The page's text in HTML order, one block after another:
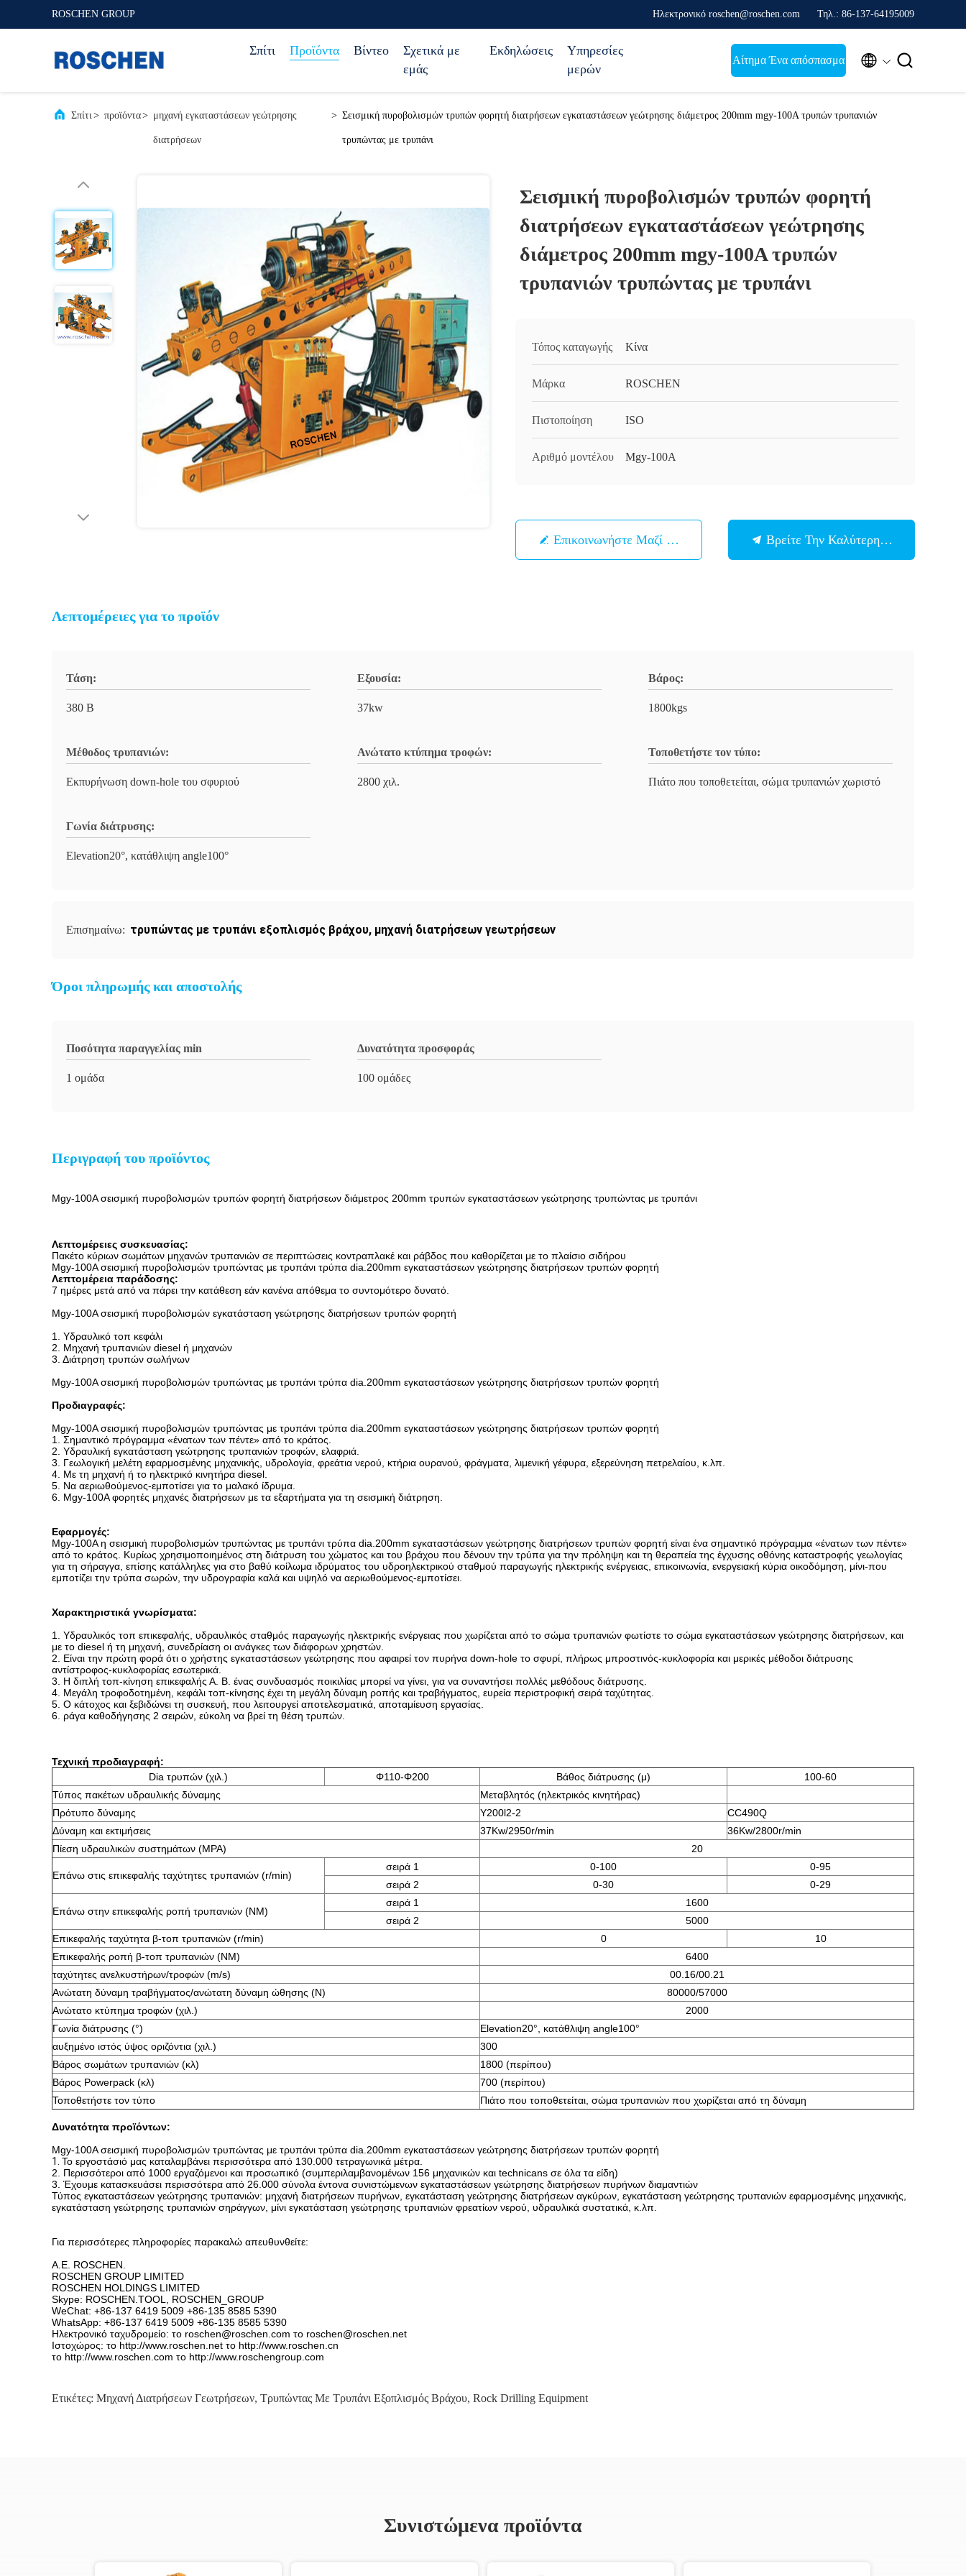
ROSCHEN GROUP Ηλεκτρονικό roschen@roschen.com Τηλ.: 86-137-64195009
Σπίτι Προϊόντα Βίντεο
Σχετικά με
εμάς
Εκδηλώσεις
Υπηρεσίες
μερών
Αίτημα Ένα απόσπασμα  
Σπίτι> προϊόντα> μηχανή εγκαταστάσεων γεώτρησης
διατρήσεων
> Σεισμική πυροβολισμών τρυπών φορητή διατρήσεων εγκαταστάσεων γεώτρησης διάμετρος 200mm mgy-100A τρυπών τρυπανιών
τρυπώντας με τρυπάνι
Σεισμική πυροβολισμών τρυπών φορητή
διατρήσεων εγκαταστάσεων γεώτρησης
διάμετρος 200mm mgy-100A τρυπών
τρυπανιών τρυπώντας με τρυπάνι
Τόπος καταγωγής Κίνα
Μάρκα ROSCHEN
Πιστοποίηση ISO
Αριθμό μοντέλου Mgy-100A
Επικοινωνήστε Μαζί Μας Βρείτε Την Καλύτερη Τιμή
Λεπτομέρειες για το προϊόν
Τάση:
380 Β
Εξουσία:
37kw
Βάρος:
1800kgs
Μέθοδος τρυπανιών:
Εκπυρήνωση down-hole του σφυριού
Ανώτατο κτύπημα τροφών:
2800 χιλ.
Τοποθετήστε τον τύπο:
Πιάτο που τοποθετείται, σώμα τρυπανιών χωριστό
Γωνία διάτρυσης:
Elevation20°, κατάθλιψη angle100°
Επισημαίνω: τρυπώντας με τρυπάνι εξοπλισμός βράχου, μηχανή διατρήσεων γεωτρήσεων
Όροι πληρωμής και αποστολής
Ποσότητα παραγγελίας min
1 ομάδα
Δυνατότητα προσφοράς
100 ομάδες
Περιγραφή του προϊόντος
Mgy-100A σεισμική πυροβολισμών τρυπών φορητή διατρήσεων διάμετρος 200mm τρυπών εγκαταστάσεων γεώτρησης τρυπώντας με τρυπάνι
Λεπτομέρειες συσκευασίας:
Πακέτο κύριων σωμάτων μηχανών τρυπανιών σε περιπτώσεις κοντραπλακέ και ράβδος που καθορίζεται με το πλαίσιο σιδήρου
Mgy-100A σεισμική πυροβολισμών τρυπώντας με τρυπάνι τρύπα dia.200mm εγκαταστάσεων γεώτρησης διατρήσεων τρυπών φορητή
Λεπτομέρεια παράδοσης:
7 ημέρες μετά από να πάρει την κατάθεση εάν κανένα απόθεμα το συντομότερο δυνατό.
Mgy-100A σεισμική πυροβολισμών εγκατάσταση γεώτρησης διατρήσεων τρυπών φορητή
1. Υδραυλικό τοπ κεφάλι
2. Μηχανή τρυπανιών diesel ή μηχανών
3. Διάτρηση τρυπών σωλήνων
Mgy-100A σεισμική πυροβολισμών τρυπώντας με τρυπάνι τρύπα dia.200mm εγκαταστάσεων γεώτρησης διατρήσεων τρυπών φορητή
Προδιαγραφές:
Mgy-100A σεισμική πυροβολισμών τρυπώντας με τρυπάνι τρύπα dia.200mm εγκαταστάσεων γεώτρησης διατρήσεων τρυπών φορητή
1. Σημαντικό πρόγραμμα «ένατων των πέντε» από το κράτος.
2. Υδραυλική εγκατάσταση γεώτρησης τρυπανιών τροφών, ελαφριά.
3. Γεωλογική μελέτη εφαρμοσμένης μηχανικής, υδρολογία, φρεάτια νερού, κτήρια ουρανού, φράγματα, λιμενική γέφυρα, εξερεύνηση πετρελαίου, κ.λπ.
4. Με τη μηχανή ή το ηλεκτρικό κινητήρα diesel.
5. Να αεριωθούμενος-εμποτίσει για το μαλακό ίδρυμα.
6. Mgy-100A φορητές μηχανές διατρήσεων με τα εξαρτήματα για τη σεισμική διάτρηση.
Εφαρμογές:
Mgy-100A η σεισμική πυροβολισμών τρυπώντας με τρυπάνι τρύπα dia.200mm εγκαταστάσεων γεώτρησης διατρήσεων τρυπών φορητή είναι ένα σημαντικό πρόγραμμα «ένατων των πέντε»
από το κράτος. Κυρίως χρησιμοποιημένος στη διάτρυση του χώματος και του βράχου που δένουν την τρύπα για την πρόληψη και τη θεραπεία της έγχυσης οθόνης καταστροφής γεωλογίας
για τη σήραγγα, επίσης κατάλληλες για στο βαθύ κοίλωμα ιδρύματος του υδροηλεκτρικού σταθμού παραγωγής ηλεκτρικής ενέργειας, επικοινωνία, ενεργειακή κύρια οικοδόμηση, μίνι-που
εμποτίζει την τρύπα σωρών, την υδρογραφία καλά και υψηλό να αεριωθούμενος-εμποτίσει.
Χαρακτηριστικά γνωρίσματα:
1. Υδραυλικός τοπ επικεφαλής, υδραυλικός σταθμός παραγωγής ηλεκτρικής ενέργειας που χωρίζεται από το σώμα τρυπανιών φωτίστε το σώμα εγκαταστάσεων γεώτρησης διατρήσεων, και
με το diesel ή τη μηχανή, συνεδρίαση οι ανάγκες των διάφορων χρηστών.
2. Είναι την πρώτη φορά ότι ο χρήστης εγκαταστάσεων γεώτρησης που αφαιρεί τον πυρήνα down-hole το σφυρί, πλήρως μπροστινός-κυκλοφορία και μερικές μέθοδοι διάτρυσης
αντίστροφος-κυκλοφορίας εσωτερικά.
3. Η διπλή τοπ-κίνηση επικεφαλής Α. Β. ένας συνδυασμός ποικιλίας μπορεί να γίνει, για να συναντήσει πολλές μεθόδους διάτρυσης.
4. Μεγάλη τροφοδοτημένη, κεφάλι τοπ-κίνησης έχει τη μεγάλη δύναμη ροπής και τραβήγματος, ευρεία περιστροφική σειρά ταχύτητας.
5. Ο κάτοχος και ξεβιδώνει τη συσκευή, που λειτουργεί αποτελεσματικά, αποταμίευση εργασίας.
6. ράγα καθοδήγησης 2 σειρών, εύκολη να βρεί τη θέση τρυπών.
Τεχνική προδιαγραφή:
Dia τρυπών (χιλ.)
Φ110-Φ200 Βάθος διάτρυσης (μ)
100-60
Τύπος πακέτων υδραυλικής δύναμης
Μεταβλητός (ηλεκτρικός κινητήρας)
Πρότυπο δύναμης
Y200l2-2
CC490Q
Δύναμη και εκτιμήσεις
37Kw/2950r/min
36Kw/2800r/min
Πίεση υδραυλικών συστημάτων (MPA)
20
Επάνω στις επικεφαλής ταχύτητες τρυπανιών (r/min)
σειρά 1 0-100
0-95
σειρά 2
0-30 0-29
Επάνω στην επικεφαλής ροπή τρυπανιών (NM)
σειρά 1
1600
σειρά 2
5000
Επικεφαλής ταχύτητα β-τοπ τρυπανιών (r/min)
0
10
Επικεφαλής ροπή β-τοπ τρυπανιών (NM)
6400
ταχύτητες ανελκυστήρων/τροφών (m/s)
00.16/00.21
Ανώτατη δύναμη τραβήγματος/ανώτατη δύναμη ώθησης (Ν)
80000/57000
Ανώτατο κτύπημα τροφών (χιλ.)
2000
Γωνία διάτρυσης (°)
Elevation20°, κατάθλιψη angle100°
αυξημένο ιστός ύψος οριζόντια (χιλ.)
300
Βάρος σωμάτων τρυπανιών (κλ)
1800 (περίπου)
Βάρος Powerpack (κλ)
700 (περίπου)
Τοποθετήστε τον τύπο
Πιάτο που τοποθετείται, σώμα τρυπανιών που χωρίζεται από τη δύναμη
Δυνατότητα προϊόντων:
Mgy-100A σεισμική πυροβολισμών τρυπώντας με τρυπάνι τρύπα dia.200mm εγκαταστάσεων γεώτρησης διατρήσεων τρυπών φορητή
1. Το εργοστάσιό μας καταλαμβάνει περισσότερα από 130.000 τετραγωνικά μέτρα.
2. Περισσότεροι από 1000 εργαζόμενοι και προσωπικό (συμπεριλαμβανομένων 156 μηχανικών και technicans σε όλα τα είδη)
3. Έχουμε κατασκευάσει περισσότερα από 26.000 σύνολα έντονα συνιστώμενων εγκαταστάσεων γεώτρησης διατρήσεων πυρήνων διαμαντιών
Τύπος εγκαταστάσεων γεώτρησης τρυπανιών: μηχανή διατρήσεων πυρήνων, εγκατάσταση γεώτρησης διατρήσεων αγκύρων, εγκατάσταση γεώτρησης τρυπανιών εφαρμοσμένης μηχανικής,
εγκατάσταση γεώτρησης τρυπανιών σηράγγων, μίνι εγκατάσταση γεώτρησης τρυπανιών φρεατίων νερού, υδραυλικά συστατικά, κ.λπ.
Για περισσότερες πληροφορίες παρακαλώ απευθυνθείτε:
Α.Ε. ROSCHEN.
ROSCHEN GROUP LIMITED
ROSCHEN HOLDINGS LIMITED
Skype: ROSCHEN.TOOL, ROSCHEN_GROUP
WeChat: +86-137 6419 5009 +86-135 8585 5390
WhatsApp: +86-137 6419 5009 +86-135 8585 5390
Ηλεκτρονικό ταχυδρομείο: το roschen@roschen.com το roschen@roschen.net
Ιστοχώρος: το http://www.roschen.net το http://www.roschen.cn
το http://www.roschen.com το http://www.roschengroup.com
Ετικέτες: Μηχανή Διατρήσεων Γεωτρήσεων, Τρυπώντας Με Τρυπάνι Εξοπλισμός Βράχου, Rock Drilling Equipment
Συνιστώμενα προϊόντα